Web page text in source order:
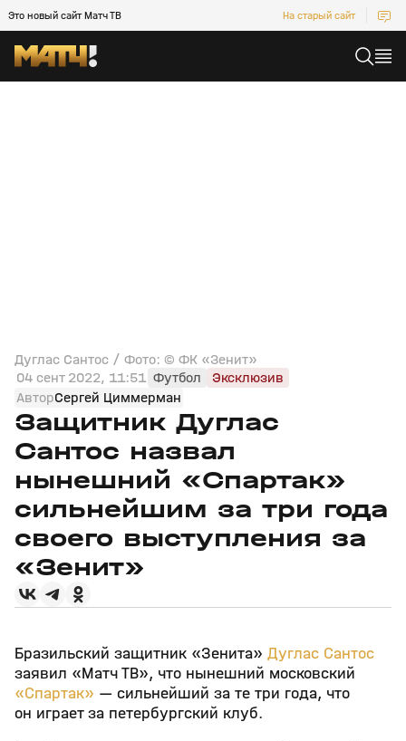
Это новый сайт Матч ТВ На старый сайт
Дуглас Сантос / Фото: © ФК «Зенит»
04 сент 2022, 11:51 Футбол
Эксклюзив
АвторСергей Циммерман
Защитник Дуглас
Сантос назвал
нынешний «Спартак»
сильнейшим за три года
своего выступления за
«Зенит»
Бразильский защитник «Зенита» Дуглас Сантос
заявил «Матч ТВ», что нынешний московский
«Спартак» — сильнейший за те три года, что
он играет за петербургский клуб.